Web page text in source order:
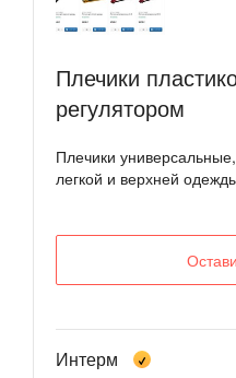
Плечики
регулятором
Плечики
легкой и верхней
Интерм